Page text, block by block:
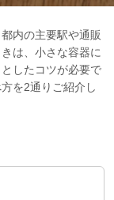
内の主要駅や通販
は、小さな容器に
したコツが必要で
を2通りご紹介し